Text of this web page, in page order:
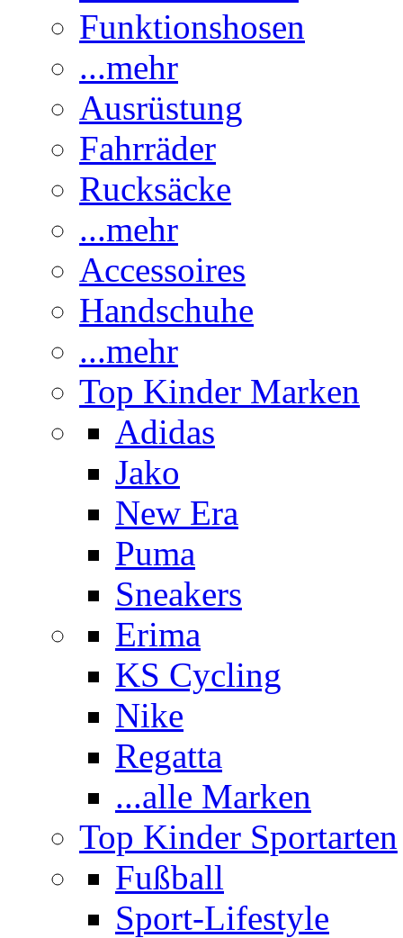
Funktionshosen
...mehr
Ausrüstung
Fahrräder
Rucksäcke
...mehr
Accessoires
Handschuhe
...mehr
Top Kinder Marken
Adidas
Jako
New Era
Puma
Sneakers
Erima
KS Cycling
Nike
Regatta
...alle Marken
Top Kinder Sportarten
Fußball
Sport-Lifestyle